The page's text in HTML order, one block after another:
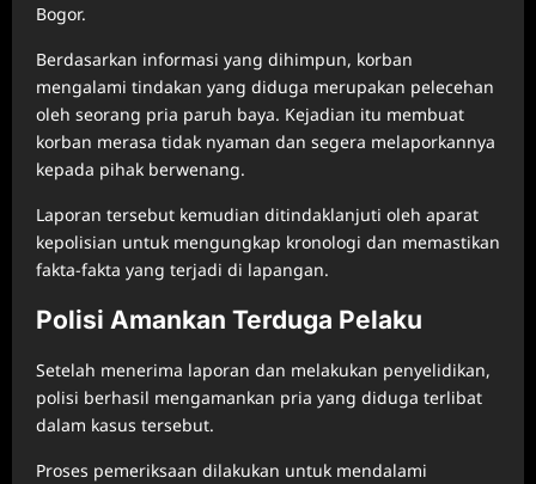
Bogor.
Berdasarkan informasi yang dihimpun, korban
mengalami tindakan yang diduga merupakan pelecehan
oleh seorang pria paruh baya. Kejadian itu membuat
korban merasa tidak nyaman dan segera melaporkannya
kepada pihak berwenang.
Laporan tersebut kemudian ditindaklanjuti oleh aparat
kepolisian untuk mengungkap kronologi dan memastikan
fakta-fakta yang terjadi di lapangan.
Polisi Amankan Terduga Pelaku
Setelah menerima laporan dan melakukan penyelidikan,
polisi berhasil mengamankan pria yang diduga terlibat
dalam kasus tersebut.
Proses pemeriksaan dilakukan untuk mendalami